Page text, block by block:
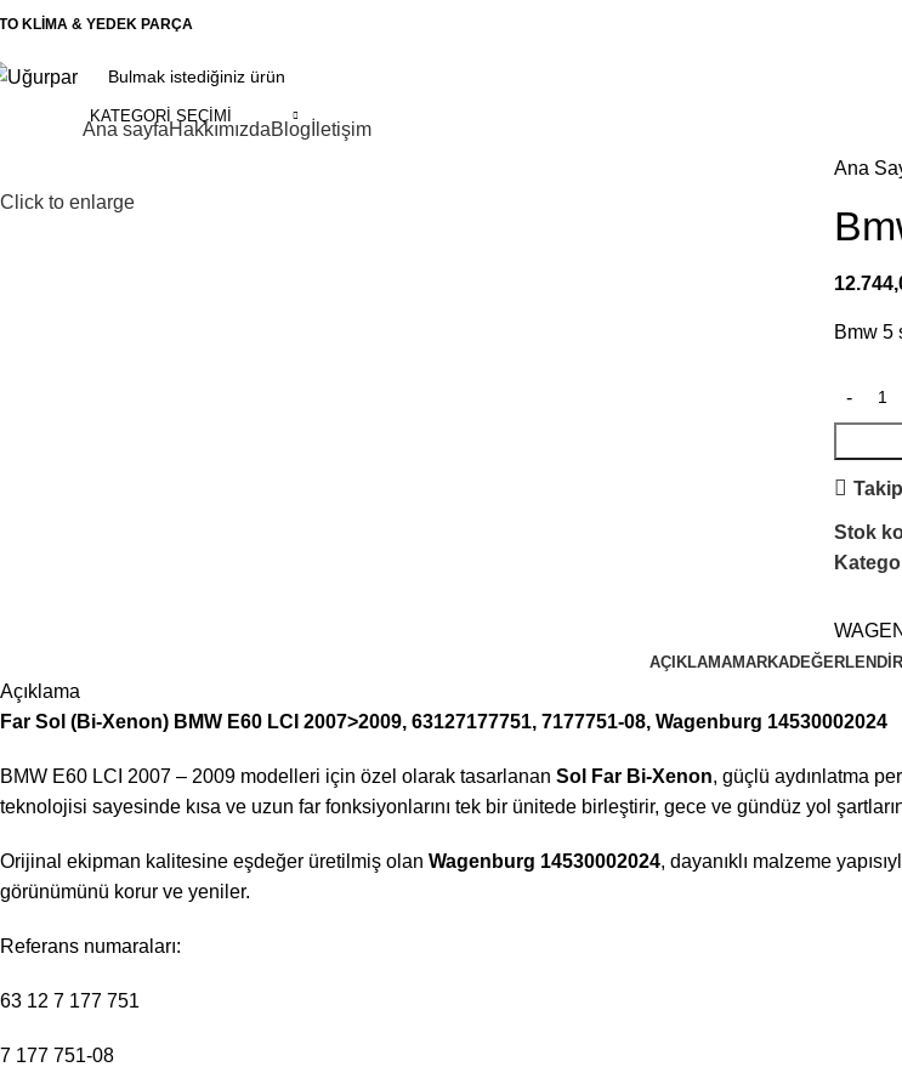
KLİMA & YEDEK PARÇA
KATEGORI SEÇIMI
Ana sayfaHakkımızdaBlog İletişim
Click to enlarge
Ana
Bmw 5
Stok
AÇIKLAMAMARKA
Açıklama
Far Sol (Bi-Xenon) BMW E60 LCI 2007>2009, 63127177751, 7177751-08, Wagenburg 14530002024
BMW E60 LCI 2007 – 2009 modelleri için özel olarak tasarlanan Sol Far Bi-Xenon, güçlü aydınlatma
teknolojisi sayesinde kısa ve uzun far fonksiyonlarını tek bir ünitede birleştirir, gece ve gündüz yol
Orijinal ekipman kalitesine eşdeğer üretilmiş olan Wagenburg 14530002024, dayanıklı malzeme
görünümünü korur ve yeniler.
Referans numaraları:
63 12 7 177 751
7 177 751-08